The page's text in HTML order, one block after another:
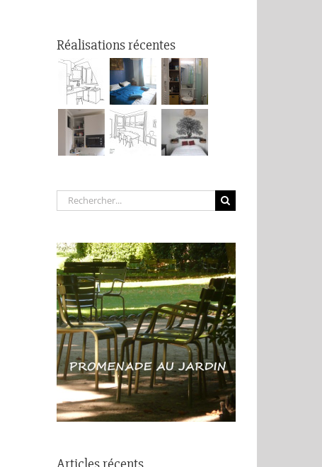
Réalisations récentes
Rechercher:
Articles récents